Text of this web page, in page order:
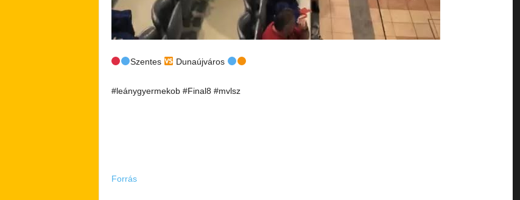
Szentes Dunaújváros
#leánygyermekob #Final8 #mvlsz
Forrás